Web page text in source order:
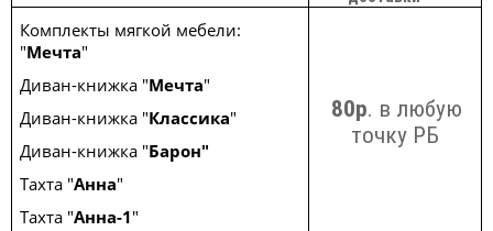
Комплекты мягкой мебели:
"Мечта"
Диван-книжка "Мечта"
Диван-книжка "Классика"
Диван-книжка "Барон"
Тахта "Анна"
Тахта "Анна-1"
80р. в любую
точку РБ